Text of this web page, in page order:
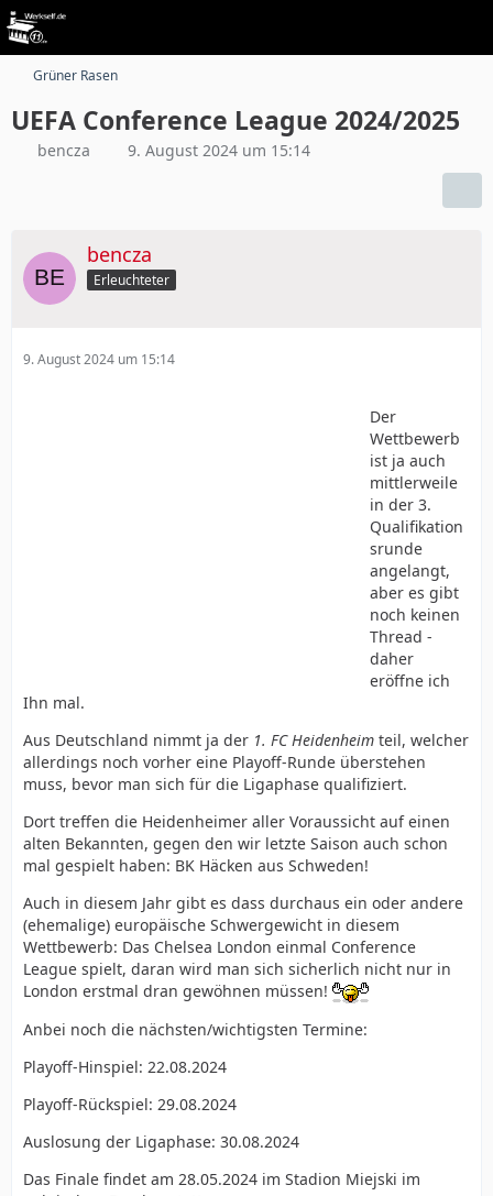
Grüner Rasen
UEFA Conference League 2024/2025
bencza 9. August 2024 um 15:14
bencza
Erleuchteter
9. August 2024 um 15:14
Der
Wettbewerb
ist ja auch
mittlerweile
in der 3.
Qualifikation
srunde
angelangt,
aber es gibt
noch keinen
Thread -
daher
eröffne ich
Ihn mal.
Aus Deutschland nimmt ja der 1. FC Heidenheim teil, welcher
allerdings noch vorher eine Playoff-Runde überstehen
muss, bevor man sich für die Ligaphase qualifiziert.
Dort treffen die Heidenheimer aller Voraussicht auf einen
alten Bekannten, gegen den wir letzte Saison auch schon
mal gespielt haben: BK Häcken aus Schweden!
Auch in diesem Jahr gibt es dass durchaus ein oder andere
(ehemalige) europäische Schwergewicht in diesem
Wettbewerb: Das Chelsea London einmal Conference
League spielt, daran wird man sich sicherlich nicht nur in
London erstmal dran gewöhnen müssen!
Anbei noch die nächsten/wichtigsten Termine:
Playoff-Hinspiel: 22.08.2024
Playoff-Rückspiel: 29.08.2024
Auslosung der Ligaphase: 30.08.2024
Das Finale findet am 28.05.2024 im Stadion Miejski im